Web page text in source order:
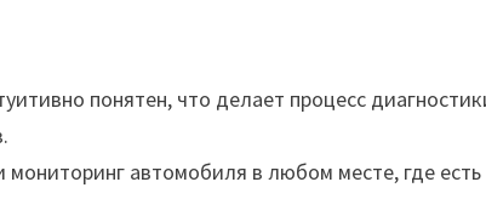
понятен, что делает процесс
автомобиля в любом месте, где есть